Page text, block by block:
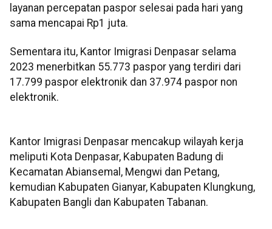
layanan percepatan paspor selesai pada hari yang
sama mencapai Rp1 juta.
Sementara itu, Kantor Imigrasi Denpasar selama
2023 menerbitkan 55.773 paspor yang terdiri dari
17.799 paspor elektronik dan 37.974 paspor non
elektronik.
Kantor Imigrasi Denpasar mencakup wilayah kerja
meliputi Kota Denpasar, Kabupaten Badung di
Kecamatan Abiansemal, Mengwi dan Petang,
kemudian Kabupaten Gianyar, Kabupaten Klungkung,
Kabupaten Bangli dan Kabupaten Tabanan.